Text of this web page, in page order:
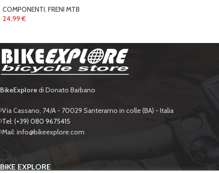
COMPONENTI, FRENI MTB
24,99€
BikeExploredi Donato Barbano
Via Cassano, 74/A - 70029 Santeramo in colle (BA) - Italia
Tel: (+39) 080 9675415
Mail: info@bikeexplore.com
BIKE EXPLORE